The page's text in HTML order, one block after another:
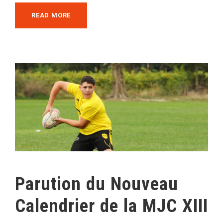
READ MORE
Parution du Nouveau
Calendrier de la MJC XIII